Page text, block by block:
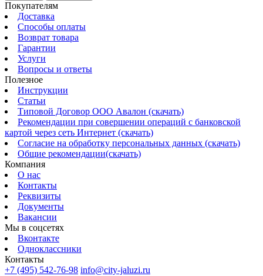
Покупателям
Доставка
Способы оплаты
Возврат товара
Гарантии
Услуги
Вопросы и ответы
Полезное
Инструкции
Статьи
Типовой Договор ООО Авалон (скачать)
Рекомендации при совершении операций с банковской
картой через сеть Интернет (скачать)
Согласие на обработку персональных данных (скачать)
Общие рекомендации(скачать)
Компания
О нас
Контакты
Реквизиты
Документы
Вакансии
Мы в соцсетях
Вконтакте
Одноклассники
Контакты
+7 (495) 542-76-98 info@city-jaluzi.ru